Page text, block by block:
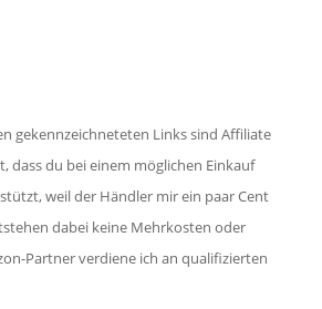
gekennzeichneteten Links sind Affiliate
dass du bei einem möglichen Einkauf
weil der Händler mir ein paar Cent
dabei keine Mehrkosten oder
Partner verdiene ich an qualifizierten